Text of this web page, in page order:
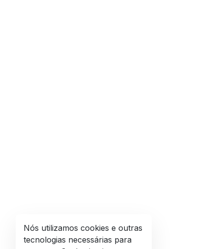
Nós utilizamos cookies e outras
tecnologias necessárias para